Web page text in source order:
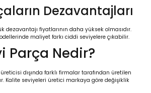
Dezavantajları
dezavantajı fiyatlarının daha yüksek olmasıdır.
maliyet farkı ciddi seviyelere çıkabilir.
Parça Nedir?
dışında farklı firmalar tarafından üretilen
Kalite seviyeleri üretici markaya göre değişiklik